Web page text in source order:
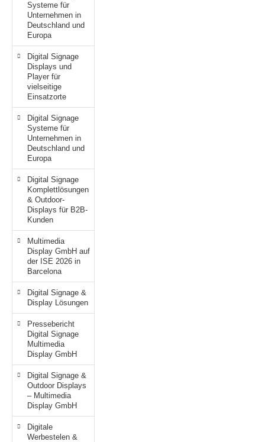
Systeme für
Unternehmen in
Deutschland und
Europa
Digital Signage
Displays und
Player für
vielseitige
Einsatzorte
Digital Signage
Systeme für
Unternehmen in
Deutschland und
Europa
Digital Signage
Komplettlösungen
& Outdoor-
Displays für B2B-
Kunden
Multimedia
Display GmbH auf
der ISE 2026 in
Barcelona
Digital Signage &
Display Lösungen
Pressebericht
Digital Signage
Multimedia
Display GmbH
Digital Signage &
Outdoor Displays
– Multimedia
Display GmbH
Digitale
Werbestelen &